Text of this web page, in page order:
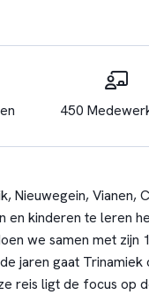
450
Nieuwegein, Vianen,
en kinderen te leren
we samen met zijn
jaren gaat Trinamiek
reis ligt de focus op